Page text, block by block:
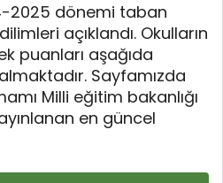
2025 dönemi taban
açıklandı. Okulların
puanları aşağıda
Sayfamızda
Milli eğitim bakanlığı
en güncel